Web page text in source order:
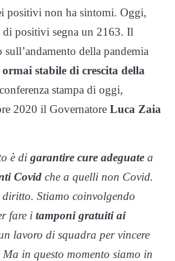
positivi non ha sintomi. Oggi,
positivi segna un 2163. Il
della pandemia
stabile di crescita della
stampa di oggi,
2020 il Governatore Luca Zaia
è di garantire cure adeguate a
Covid che a quelli non Covid.
diritto. Stiamo coinvolgendo
fare i tamponi gratuiti ai
lavoro di squadra per vincere
in questo momento siamo in